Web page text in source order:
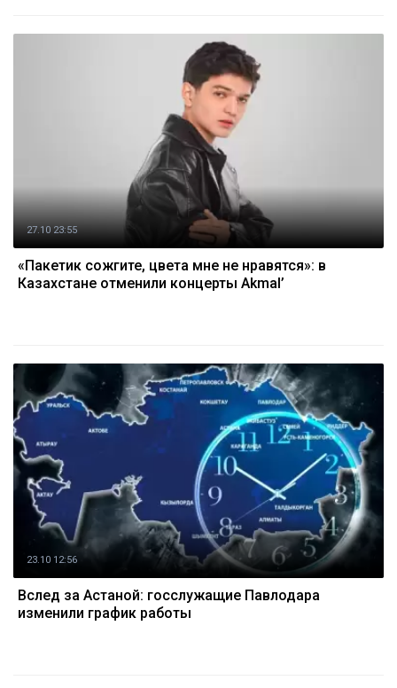
27.10 23:55
«Пакетик сожгите, цвета мне не нравятся»: в
Казахстане отменили концерты Akmal’
23.10 12:56
Вслед за Астаной: госслужащие Павлодара
изменили график работы